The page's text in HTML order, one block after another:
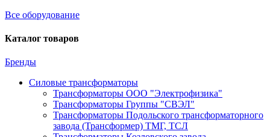
Все оборудование
Каталог товаров
Бренды
Силовые трансформаторы
Трансформаторы ООО "Электрофизика"
Трансформаторы Группы "СВЭЛ"
Трансформаторы Подольского трансформаторного
завода (Трансформер) ТМГ, ТСЛ